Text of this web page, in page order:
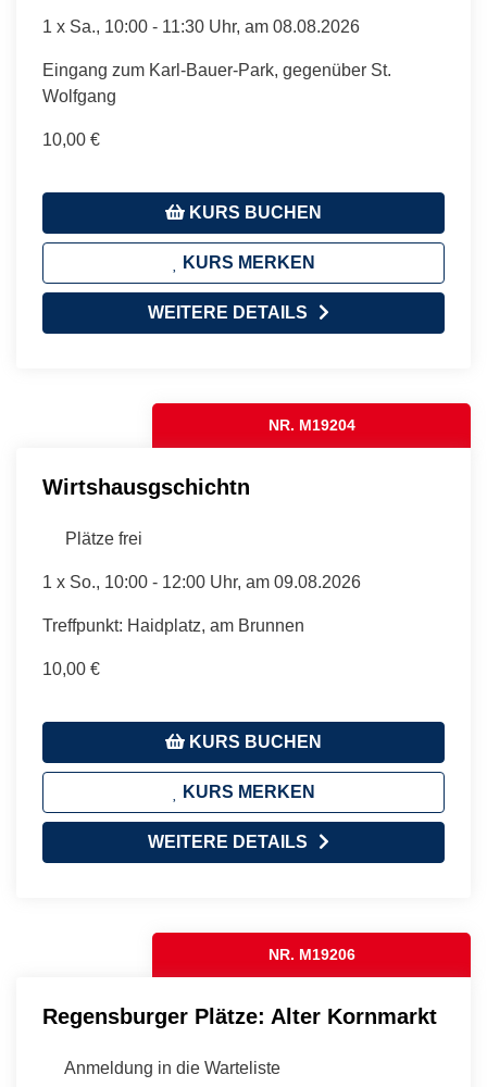
1 x Sa., 10:00 - 11:30 Uhr, am 08.08.2026
Eingang zum Karl-Bauer-Park, gegenüber St.
Wolfgang
10,00 €
KURS BUCHEN
KURS MERKEN
WEITERE DETAILS
NR. M19204
Wirtshausgschichtn
Plätze frei
1 x So., 10:00 - 12:00 Uhr, am 09.08.2026
Treffpunkt: Haidplatz, am Brunnen
10,00 €
KURS BUCHEN
KURS MERKEN
WEITERE DETAILS
NR. M19206
Regensburger Plätze: Alter Kornmarkt
Anmeldung in die Warteliste